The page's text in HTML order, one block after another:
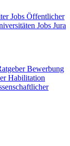
Jobs Öffentlicher
Jobs Jura
Bewerbung
Habilitation